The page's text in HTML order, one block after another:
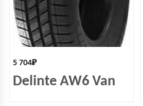
5 704₽
Delinte AW6 Van